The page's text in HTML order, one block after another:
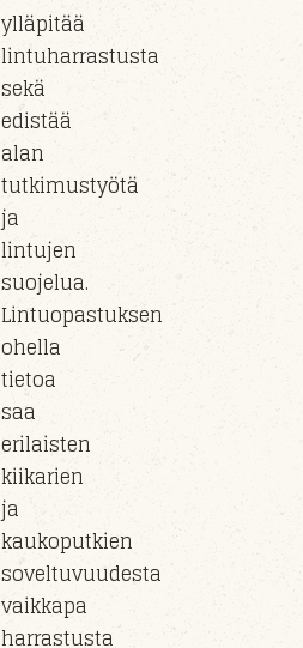
ylläpitää
lintuharrastusta
sekä
edistää
alan
tutkimustyötä
ja
lintujen
suojelua.
Lintuopastuksen
ohella
tietoa
saa
erilaisten
kiikarien
ja
kaukoputkien
soveltuvuudesta
vaikkapa
harrastusta